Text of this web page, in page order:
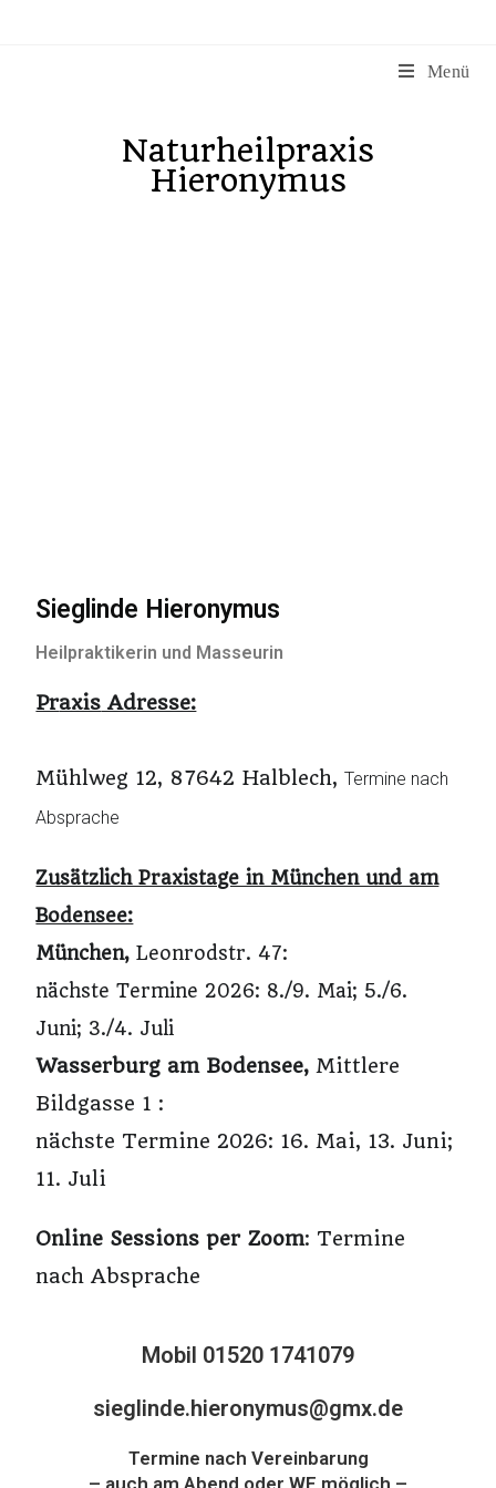
Menü
Naturheilpraxis
Hieronymus
Sieglinde Hieronymus
Heilpraktikerin und Masseurin
Praxis Adresse:
Mühlweg 12, 87642 Halblech,Termine nach
Absprache
Zusätzlich Praxistage in München und am
Bodensee:
München,Leonrodstr. 47:
nächste Termine 2026: 8./9. Mai; 5./6.
Juni; 3./4. Juli
Wasserburg am Bodensee, Mittlere
Bildgasse 1 :
nächste Termine 2026: 16. Mai, 13. Juni;
11. Juli
Online Sessions per Zoom: Termine
nach Absprache
Mobil 01520 1741079
sieglinde.hieronymus@gmx.de
Termine nach Vereinbarung
– auch am Abend oder WE möglich –